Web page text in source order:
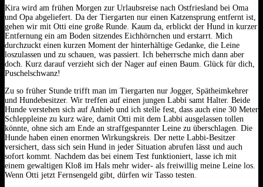
Kira wird am frühen Morgen zur Urlaubsreise nach Ostfriesland bei Oma
und Opa abgeliefert. Da der Tiergarten nur einen Katzensprung entfernt ist,
gehen wir mit Otti eine große Runde. Kaum da, erblickt der Hund in kurzer
Entfernung ein am Boden sitzendes Eichhörnchen und erstarrt. Mich
durchzuckt einen kurzen Moment der hinterhältige Gedanke, die Leine
loszulassen und zu schauen, was passiert. Ich beherrsche mich dann aber
doch. Kurz darauf verzieht sich der Nager auf einen Baum. Glück für dich,
Puschelschwanz!
Zu so früher Stunde trifft man im Tiergarten nur Jogger, Spätheimkehrer
und Hundebesitzer. Wir treffen auf einen jungen Labbi samt Halter. Beide
Hunde verstehen sich auf Anhieb und ich stelle fest, dass auch eine 30 Meter
Schleppleine zu kurz wäre, damit Otti mit dem Labbi ausgelassen tollen
könnte, ohne sich am Ende an straffgespannter Leine zu überschlagen. Die
Hunde haben einen enormen Wirkungskreis. Der nette Labbi-Besitzer
versichert, dass sich sein Hund in jeder Situation abrufen lässt und auch
sofort kommt. Nachdem das bei einem Test funktioniert, lasse ich mit
einem gewaltigen Kloß im Hals mehr wider- als freiwillig meine Leine los.
Wenn Otti jetzt Fernsengeld gibt, dürfen wir Tasso testen.